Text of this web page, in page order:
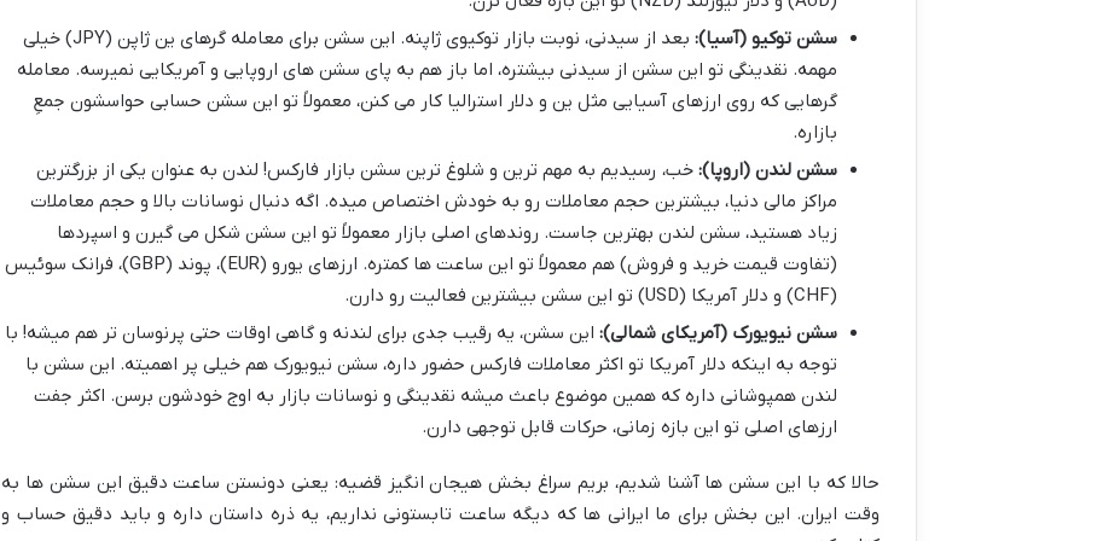
سشن توکیو (آسیا):
بعد از سیدنی، نوبت بازار توکیوی ژاپنه. این سشن برای معامله گرهای ین ژاپن (JPY) خیلی
مهمه. نقدینگی تو این سشن از سیدنی بیشتره، اما باز هم به پای سشن های اروپایی و آمریکایی نمیرسه. معامله
گرهایی که روی ارزهای آسیایی مثل ین و دلار استرالیا کار می کنن، معمولاً تو این سشن حسابی حواسشون جمعِ
بازاره.
سشن لندن (اروپا): خب، رسیدیم به مهم ترین و شلوغ ترین سشن بازار فارکس! لندن به عنوان یکی از بزرگترین
مراکز مالی دنیا، بیشترین حجم معاملات رو به خودش اختصاص میده. اگه دنبال نوسانات بالا و حجم معاملات
زیاد هستید، سشن لندن بهترین جاست. روندهای اصلی بازار معمولاً تو این سشن شکل می گیرن و اسپردها
(تفاوت قیمت خرید و فروش) هم معمولاً تو این ساعت ها کمتره. ارزهای یورو (EUR)، پوند (GBP)، فرانک سوئیس
(CHF) و دلار آمریکا (USD) تو این سشن بیشترین فعالیت رو دارن.
سشن نیویورک (آمریکای شمالی): این سشن، یه رقیب جدی برای لندنه و گاهی اوقات حتی پرنوسان تر هم میشه! با
توجه به اینکه دلار آمریکا تو اکثر معاملات فارکس حضور داره، سشن نیویورک هم خیلی پر اهمیته. این سشن با
لندن همپوشانی داره که همین موضوع باعث میشه نقدینگی و نوسانات بازار به اوج خودشون برسن. اکثر جفت
ارزهای اصلی تو این بازه زمانی، حرکات قابل توجهی دارن.
حالا که با این سشن ها آشنا شدیم، بریم سراغ بخش هیجان انگیز قضیه: یعنی دونستن ساعت دقیق این سشن ها به
وقت ایران. این بخش برای ما ایرانی ها که دیگه ساعت تابستونی نداریم، یه ذره داستان داره و باید دقیق حساب و